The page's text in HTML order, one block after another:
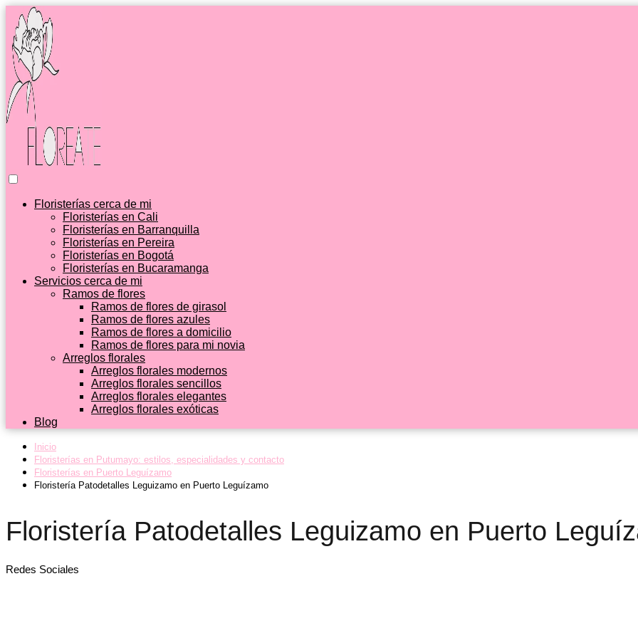
Floristerías cerca de mi
Floristerías en Cali
Floristerías en Barranquilla
Floristerías en Pereira
Floristerías en Bogotá
Floristerías en Bucaramanga
Servicios cerca de mi
Ramos de flores
Ramos de flores de girasol
Ramos de flores azules
Ramos de flores a domicilio
Ramos de flores para mi novia
Arreglos florales
Arreglos florales modernos
Arreglos florales sencillos
Arreglos florales elegantes
Arreglos florales exóticas
Blog
Inicio
Floristerías en Putumayo: estilos, especialidades y contacto
Floristerías en Puerto Leguízamo
Floristería Patodetalles Leguizamo en Puerto Leguízamo
Floristería Patodetalles Leguizamo en Puerto
Redes Sociales